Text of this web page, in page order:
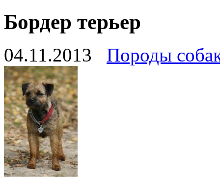
Бордер терьер
04.11.2013 Породы